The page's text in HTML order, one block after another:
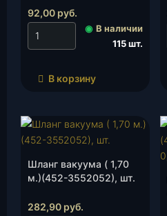
92,00 руб.
◉ В наличии
115 шт.
В корзину
Шланг вакуума ( 1,70
м.)(452-3552052), шт.
282,90 руб.